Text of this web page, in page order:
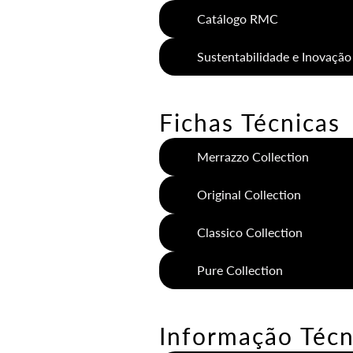
Catálogo RMC
Sustentabilidade e Inovação
Fichas Técnicas
Merrazzo Collection
Original Collection
Classico Collection
Pure Collection
Informação